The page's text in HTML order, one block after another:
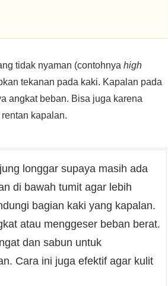
tidak nyaman (contohnya high
tekanan pada kaki. Kapalan pada
angkat beban. Bisa juga karena
kapalan.
longgar supaya masih ada
di bawah tumit agar lebih
bagian kaki yang kapalan.
atau menggeser beban berat.
dan sabun untuk
Cara ini juga efektif agar kulit